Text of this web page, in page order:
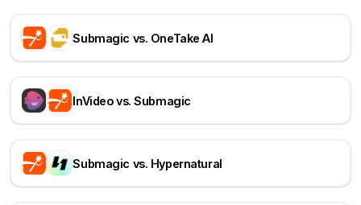
Submagic vs. OneTake AI
InVideo vs. Submagic
Submagic vs. Hypernatural